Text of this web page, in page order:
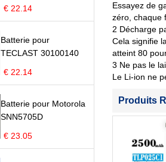
€ 22.14
Batterie pour
TECLAST 30100140
€ 22.14
Batterie pour Motorola
SNN5705D
€ 23.05
Essayez de
zéro, chaque
2 Décharge
Cela signifie
atteint 80
3 Ne pas le
Le Li-ion ne
Produits